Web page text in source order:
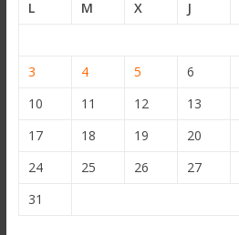
L
M X J
3
4 5 6
10
11 12 13
17
18 19 20
24
25 26 27
31